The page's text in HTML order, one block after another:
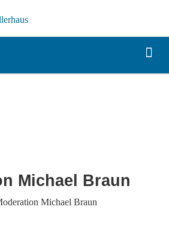
Michael Braun
Michael Braun